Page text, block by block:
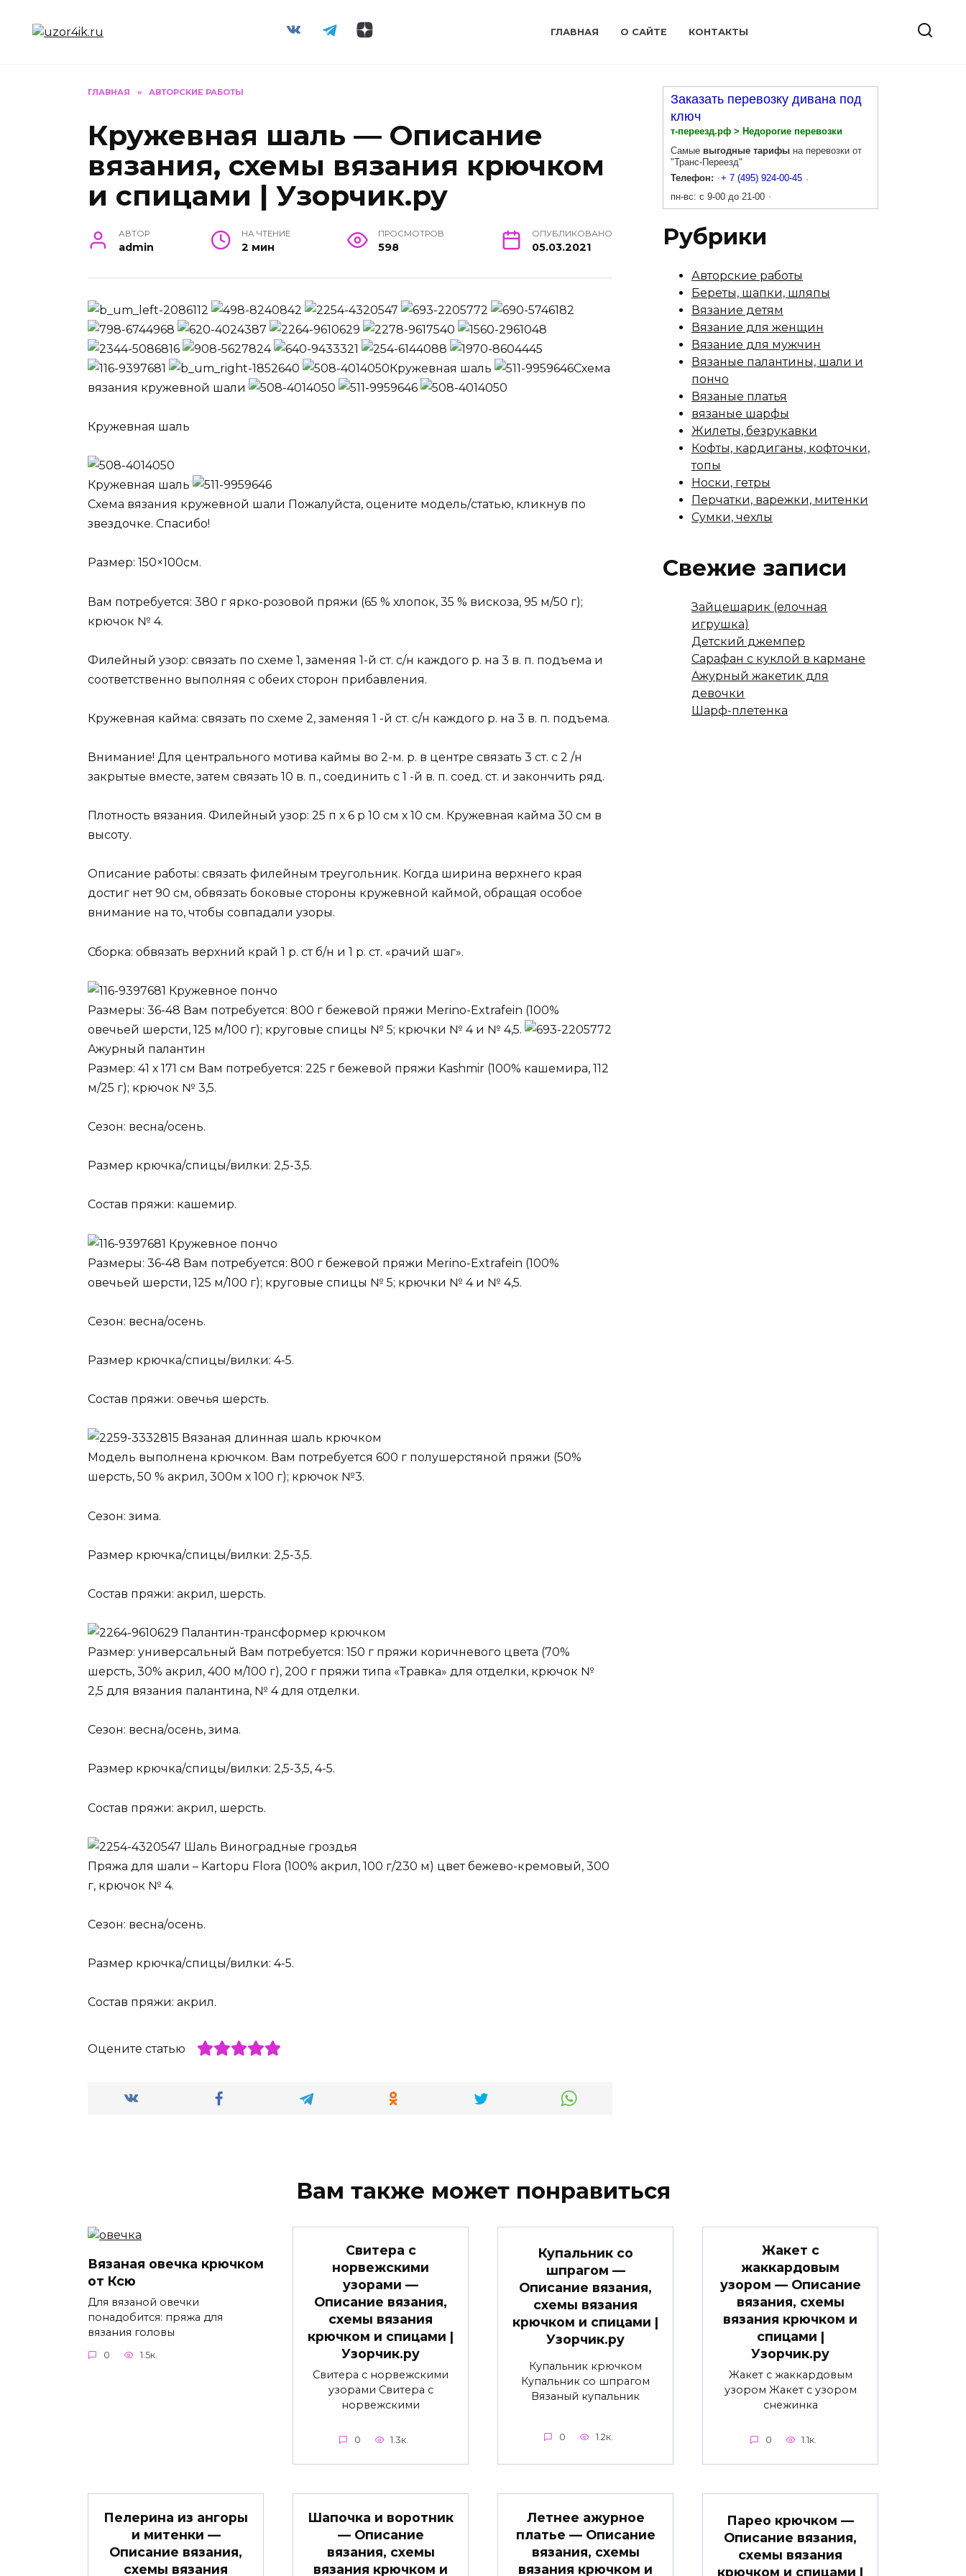
содержанию
ГЛАВНАЯ О САЙТЕ КОНТАКТЫ
ГЛАВНАЯ » АВТОРСКИЕ РАБОТЫ
Кружевная шаль — Описание
вязания, схемы вязания крючком
и спицами | Узорчик.ру
АВТОР
admin
НА ЧТЕНИЕ
2 мин
ПРОСМОТРОВ
598
ОПУБЛИКОВАНО
05.03.2021
Кружевная шаль
Схема
вязания кружевной шали
Кружевная шаль
Кружевная шаль
Схема вязания кружевной шали Пожалуйста, оцените модель/статью, кликнув по
звездочке. Спасибо!
Размер: 150×100см.
Вам потребуется: 380 г ярко-розовой пряжи (65 % хлопок, 35 % вискоза, 95 м/50 г);
крючок № 4.
Филейный узор: связать по схеме 1, заменяя 1-й ст. с/н каждого р. на 3 в. п. подъема и
соответственно выполняя с обеих сторон прибавления.
Кружевная кайма: связать по схеме 2, заменяя 1 -й ст. с/н каждого р. на 3 в. п. подъема.
Внимание! Для центрального мотива каймы во 2-м. р. в центре связать 3 ст. с 2 /н
закрытые вместе, затем связать 10 в. п., соединить с 1 -й в. п. соед. ст. и закончить ряд.
Плотность вязания. Филейный узор: 25 п х 6 р 10 см х 10 см. Кружевная кайма 30 см в
высоту.
Описание работы: связать филейным треугольник. Когда ширина верхнего края
достиг нет 90 см, обвязать боковые стороны кружевной каймой, обращая особое
внимание на то, чтобы совпадали узоры.
Сборка: обвязать верхний край 1 р. ст б/н и 1 р. ст. «рачий шаг».
Кружевное пончо
Размеры: 36-48 Вам потребуется: 800 г бежевой пряжи Merino-Extrafein (100%
овечьей шерсти, 125 м/100 г); круговые спицы № 5; крючки № 4 и № 4,5.
Ажурный палантин
Размер: 41 х 171 см Вам потребуется: 225 г бежевой пряжи Kashmir (100% кашемира, 112
м/25 г); крючок № 3,5.
Сезон: весна/осень.
Размер крючка/спицы/вилки: 2,5-3,5.
Состав пряжи: кашемир.
Кружевное пончо
Размеры: 36-48 Вам потребуется: 800 г бежевой пряжи Merino-Extrafein (100%
овечьей шерсти, 125 м/100 г); круговые спицы № 5; крючки № 4 и № 4,5.
Сезон: весна/осень.
Размер крючка/спицы/вилки: 4-5.
Состав пряжи: овечья шерсть.
Вязаная длинная шаль крючком
Модель выполнена крючком. Вам потребуется 600 г полушерстяной пряжи (50%
шерсть, 50 % акрил, 300м х 100 г); крючок №3.
Сезон: зима.
Размер крючка/спицы/вилки: 2,5-3,5.
Состав пряжи: акрил, шерсть.
Палантин-трансформер крючком
Размер: универсальный Вам потребуется: 150 г пряжи коричневого цвета (70%
шерсть, 30% акрил, 400 м/100 г), 200 г пряжи типа «Травка» для отделки, крючок №
2,5 для вязания палантина, № 4 для отделки.
Сезон: весна/осень, зима.
Размер крючка/спицы/вилки: 2,5-3,5, 4-5.
Состав пряжи: акрил, шерсть.
Шаль Виноградные гроздья
Пряжа для шали – Kartopu Flora (100% акрил, 100 г/230 м) цвет бежево-кремовый, 300
г, крючок № 4.
Сезон: весна/осень.
Размер крючка/спицы/вилки: 4-5.
Состав пряжи: акрил.
Оцените статью
Заказать перевозку дивана под
ключ
т-переезд.рф > Недорогие перевозки
Самые выгодные тарифы на перевозки от
"Транс-Переезд"
Телефон:
+ 7 (495) 924-00-45
пн-вс: с 9-00 до 21-00
Рубрики
Авторские работы
Береты, шапки, шляпы
Вязание детям
Вязание для женщин
Вязание для мужчин
Вязаные палантины, шали и
пончо
Вязаные платья
вязаные шарфы
Жилеты, безрукавки
Кофты, кардиганы, кофточки,
топы
Носки, гетры
Перчатки, варежки, митенки
Сумки, чехлы
Свежие записи
Зайцешарик (елочная
игрушка)
Детский джемпер
Сарафан с куклой в кармане
Ажурный жакетик для
девочки
Шарф-плетенка
Вам также может понравиться
Вязаная овечка крючком
от Ксю
Для вязаной овечки
понадобится: пряжа для
вязания головы
0 1.5к.
Свитера с
норвежскими
узорами —
Описание вязания,
схемы вязания
крючком и спицами |
Узорчик.ру
Свитера с норвежскими
узорами Свитера с
норвежскими
0 1.3к.
Купальник со
шпрагом —
Описание вязания,
схемы вязания
крючком и спицами |
Узорчик.ру
Купальник крючком
Купальник со шпрагом
Вязаный купальник
0 1.2к.
Жакет с
жаккардовым
узором — Описание
вязания, схемы
вязания крючком и
спицами |
Узорчик.ру
Жакет с жаккардовым
узором Жакет с узором
снежинка
0 1.1к.
Пелерина из ангоры
и митенки —
Описание вязания,
схемы вязания
Шапочка и воротник
— Описание
вязания, схемы
вязания крючком и
Летнее ажурное
платье — Описание
вязания, схемы
вязания крючком и
Парео крючком —
Описание вязания,
схемы вязания
крючком и спицами |